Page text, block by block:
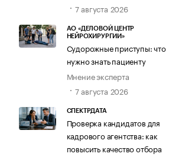
7 августа 2026
АО «ДЕЛОВОЙ ЦЕНТР
НЕЙРОХИРУРГИИ»
Судорожные приступы: что
нужно знать пациенту
Мнение эксперта
7 августа 2026
СПЕКТРДАТА
Проверка кандидатов для
кадрового агентства: как
повысить качество отбора